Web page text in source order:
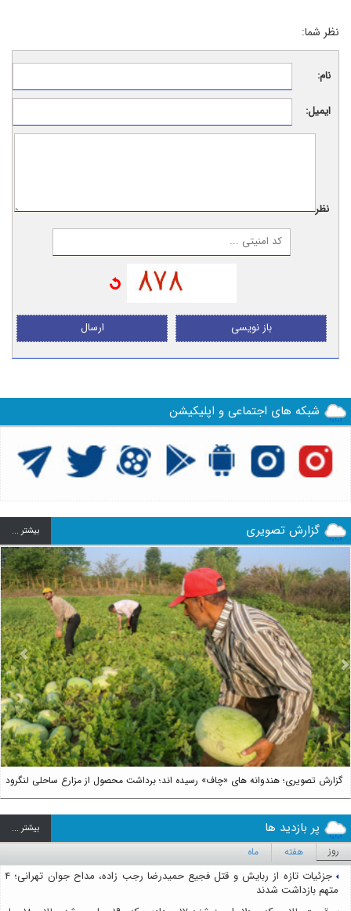
نظر شما:
نام:
ایمیل:
نظر:
ارسال باز نویسی
شبکه های اجتماعی و اپلیکیشن
گزارش تصویری بيشتر ...
گزارش تصویری؛ هندوانه های «چاف» رسیده اند؛ برداشت محصول از مزارع ساحلی لنگرود
Next
پر بازدید ها بيشتر ...
روز هفته ماه
جزئیات تازه از ربایش و قتل فجیع حمیدرضا رجب زاده، مداح جوان تهرانی؛ ۴
متهم بازداشت شدند